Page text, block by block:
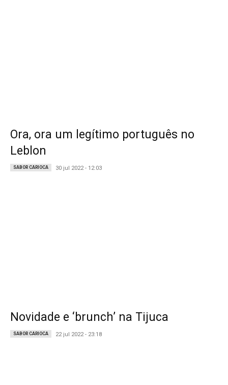
Ora, ora um legítimo português no
Leblon
SABOR CARIOCA 30 jul 2022 - 12:03
Novidade e ‘brunch’ na Tijuca
SABOR CARIOCA 22 jul 2022 - 23:18